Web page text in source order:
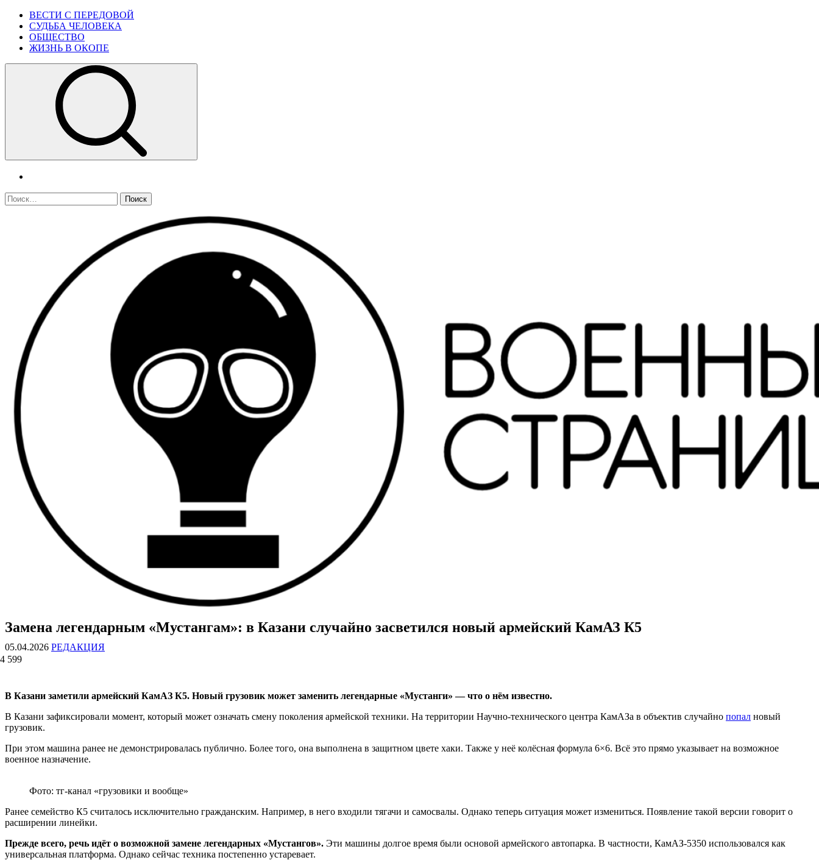
Skip
content
Primary
Menu
ВЕСТИ С ПЕРЕДОВОЙ
СУДЬБА ЧЕЛОВЕКА
ОБЩЕСТВО
ЖИЗНЬ В ОКОПЕ
Найти:
ВОЕННЫЕ СТРАНИЦЫ
СТАТЬИ ВОЕННОЙ ТЕМАТИКИ
Замена легендарным «Мустангам»: в Казани случайно засветился новый армейский КамАЗ К5
05.04.2026 РЕДАКЦИЯ
4 599
В Казани заметили армейский КамАЗ К5. Новый грузовик может заменить легендарные «Мустанги» — что о нём известно.
В Казани зафиксировали момент, который может означать смену поколения армейской техники. На территории Научно-технического центра КамАЗа в объектив случайно попал новый
грузовик.
При этом машина ранее не демонстрировалась публично. Более того, она выполнена в защитном цвете хаки. Также у неё колёсная формула 6×6. Всё это прямо указывает на возможное
военное назначение.
Фото: тг-канал «грузовики и вообще»
Ранее семейство К5 считалось исключительно гражданским. Например, в него входили тягачи и самосвалы. Однако теперь ситуация может измениться. Появление такой версии говорит о
расширении линейки.
Прежде всего, речь идёт о возможной замене легендарных «Мустангов». Эти машины долгое время были основой армейского автопарка. В частности, КамАЗ-5350 использовался как
универсальная платформа. Однако сейчас техника постепенно устаревает.